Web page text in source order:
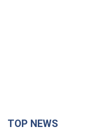
"Захист нашого